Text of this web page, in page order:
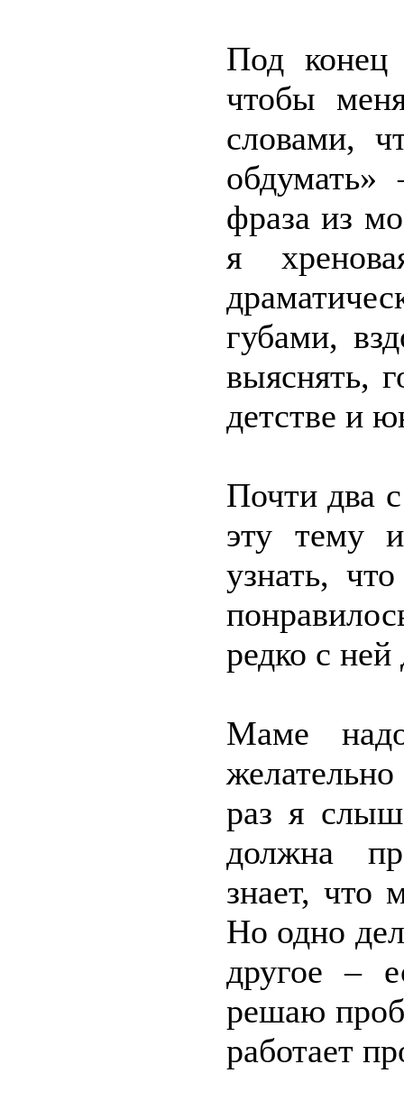
Под конец
чтобы
словами,
фраза из
я
губами,
выяснять,
детстве и
Почти два
эту тему
узнать,
редко с
Маме
раз я
должна
знает, что
Но одно
другое –
решаю
работает